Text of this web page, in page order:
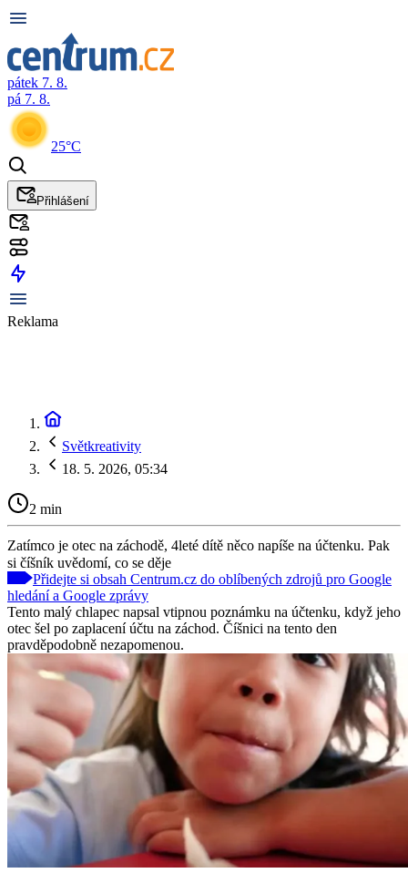
pátek 7. 8.
pá 7. 8.
25°C
Přihlášení
Reklama
Světkreativity
18. 5. 2026, 05:34
2 min
Zatímco je otec na záchodě, 4leté dítě něco napíše na účtenku. Pak
si číšník uvědomí, co se děje
Přidejte si obsah Centrum.cz do oblíbených zdrojů pro Google
hledání a Google zprávy
Tento malý chlapec napsal vtipnou poznámku na účtenku, když jeho
otec šel po zaplacení účtu na záchod. Číšnici na tento den
pravděpodobně nezapomenou.